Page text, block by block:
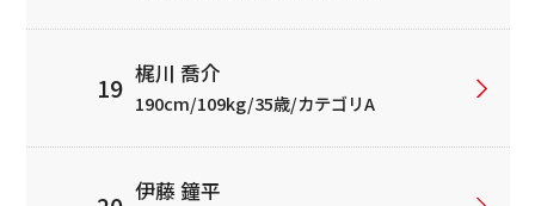
梶川 喬介
190cm/109kg/35歳/カテゴリA
伊藤 鐘平